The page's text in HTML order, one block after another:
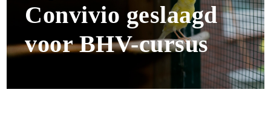
Convivio geslaagd
voor BHV-cursus